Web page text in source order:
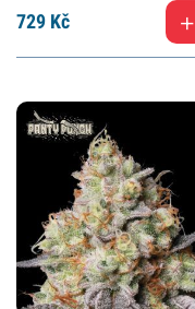
729 Kč